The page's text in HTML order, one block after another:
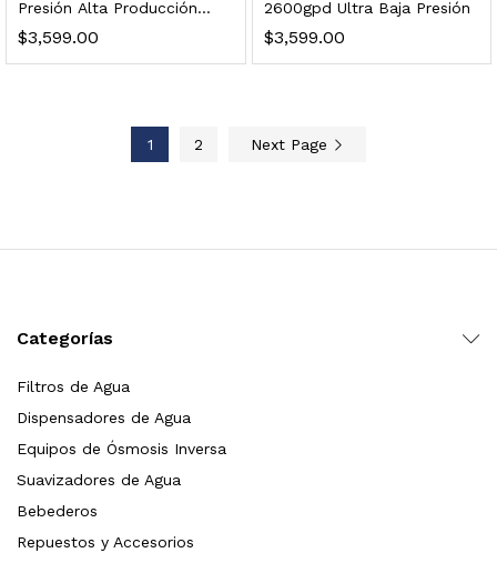
Presión Alta Producción
Color Ulp 4040
$3,599.00
2600gpd Ultra Baja Presión
$3,599.00
1 2 Next Page
Categorías
Filtros de Agua
Dispensadores de Agua
Equipos de Ósmosis Inversa
Suavizadores de Agua
Bebederos
Repuestos y Accesorios
Bebedero de pared con llenador de botellas, botón mecánico, enfriamiento y filtración Welltek WT-WFSDF-30AMM
Leer más